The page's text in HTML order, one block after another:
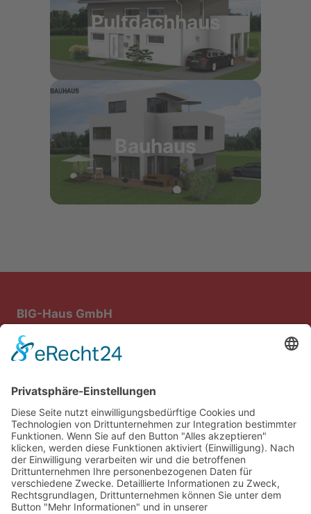
Pultdachhaus
Bauhaus
BIG-Haus GmbH
Bau- und Immobiliengesellschaft mbH
Steiniger Weg 1
Rufen Sie uns einfach unter
0 62 53 – 8 53 57 an!
E-Mail:
info@big-weschnitztal.com